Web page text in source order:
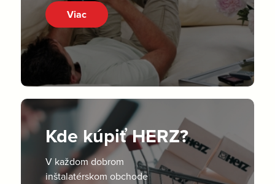
Viac
Kde kúpiť HERZ?
V každom dobrom
inštalatérskom obchode